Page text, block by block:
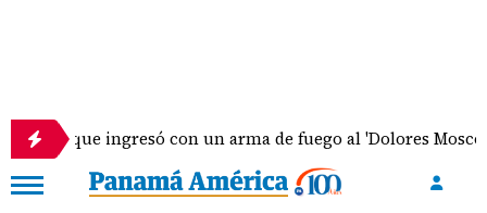
que ingresó con un arma de fuego al 'Dolores Moscote'